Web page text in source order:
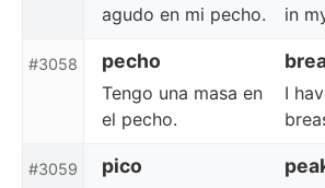
agudo en mi pecho.
in
#3058 pecho
Tengo una masa en
el pecho.
I
#3059 pico